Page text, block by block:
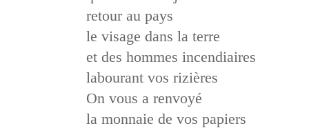
retour au pays
le visage dans la terre
et des hommes incendiaires
labourant vos rizières
On vous a renvoyé
la monnaie de vos papiers